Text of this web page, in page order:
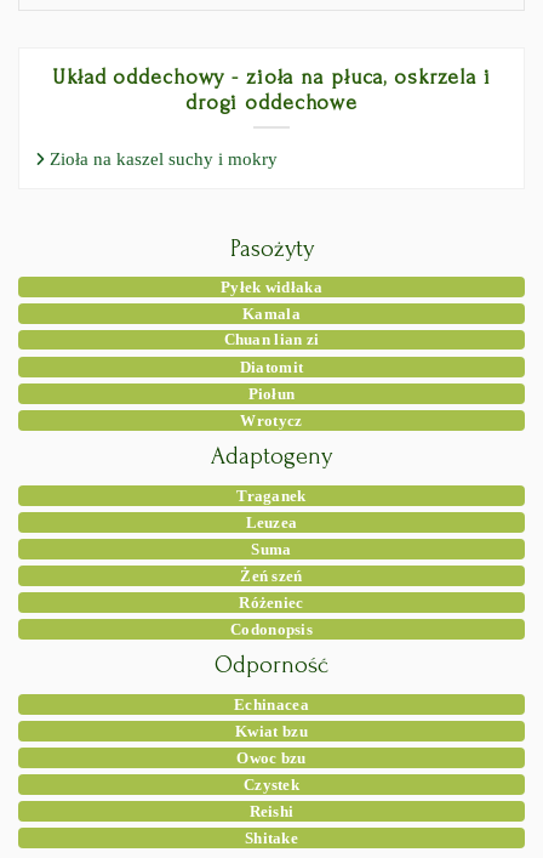
Układ oddechowy - zioła na płuca, oskrzela i
drogi oddechowe
Zioła na kaszel suchy i mokry
Pasożyty
Pyłek widłaka
Kamala
Chuan lian zi
Diatomit
Piołun
Wrotycz
Adaptogeny
Traganek
Leuzea
Suma
Żeń szeń
Różeniec
Codonopsis
Odporność
Echinacea
Kwiat bzu
Owoc bzu
Czystek
Reishi
Shitake